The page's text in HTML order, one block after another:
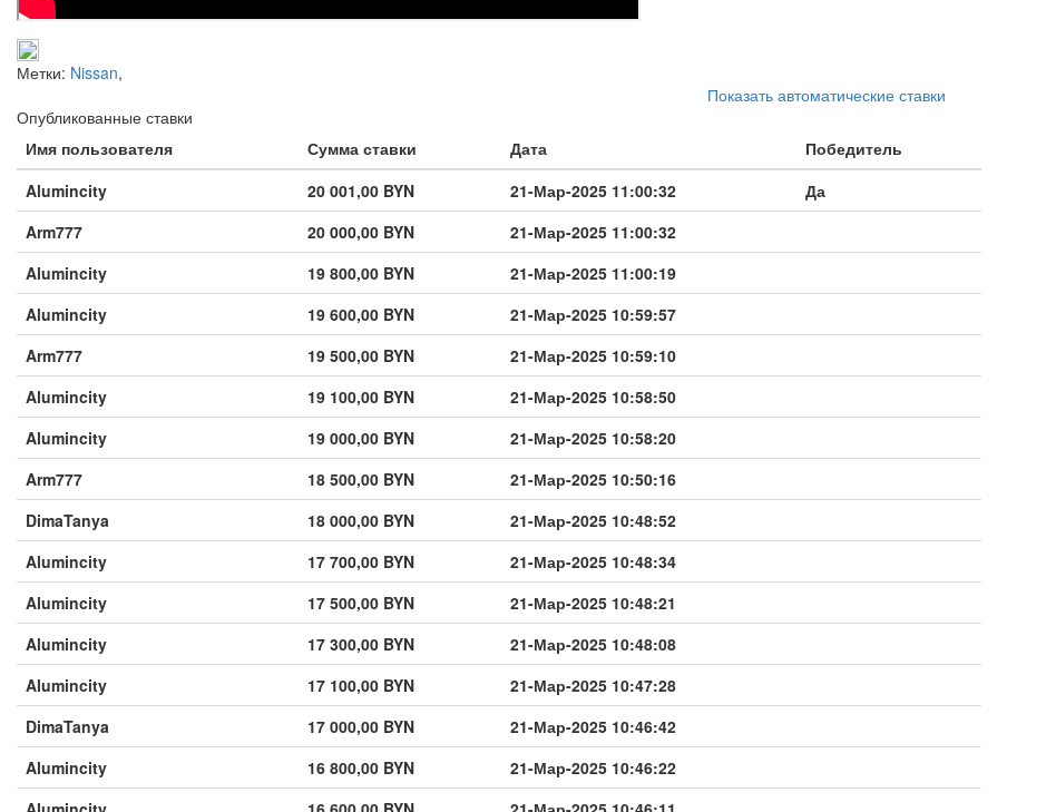
Метки: Nissan,
Показать автоматические ставки
Опубликованные ставки
Имя пользователя
Сумма ставки Дата
Победитель
Alumincity
20 001,00 BYN 21-Мар-2025 11:00:32
Да
Arm777
20 000,00 BYN
21-Мар-2025 11:00:32
Alumincity
19 800,00 BYN
21-Мар-2025 11:00:19
Alumincity
19 600,00 BYN
21-Мар-2025 10:59:57
Arm777
19 500,00 BYN
21-Мар-2025 10:59:10
Alumincity
19 100,00 BYN
21-Мар-2025 10:58:50
Alumincity
19 000,00 BYN
21-Мар-2025 10:58:20
Arm777
18 500,00 BYN
21-Мар-2025 10:50:16
DimaTanya
18 000,00 BYN
21-Мар-2025 10:48:52
Alumincity
17 700,00 BYN
21-Мар-2025 10:48:34
Alumincity
17 500,00 BYN
21-Мар-2025 10:48:21
Alumincity
17 300,00 BYN
21-Мар-2025 10:48:08
Alumincity
17 100,00 BYN
21-Мар-2025 10:47:28
DimaTanya
17 000,00 BYN
21-Мар-2025 10:46:42
Alumincity
16 800,00 BYN
21-Мар-2025 10:46:22